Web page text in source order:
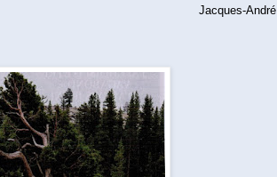
Jacques-André